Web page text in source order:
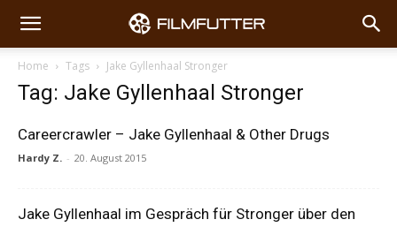
Home Tags Jake Gyllenhaal Stronger
Tag: Jake Gyllenhaal Stronger
Careercrawler – Jake Gyllenhaal & Other Drugs
Hardy Z. - 20. August 2015
Jake Gyllenhaal im Gespräch für Stronger über den